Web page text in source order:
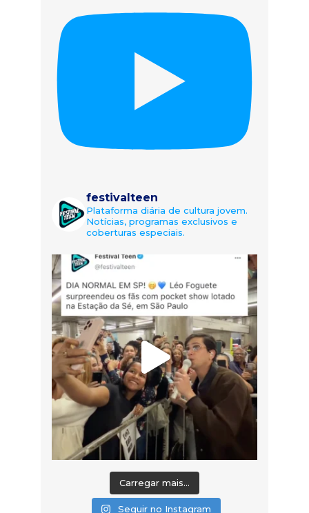
festivalteen
Plataforma diária de cultura jovem.
Notícias, programas exclusivos e
coberturas especiais.
Carregar mais...
Seguir no Instagram